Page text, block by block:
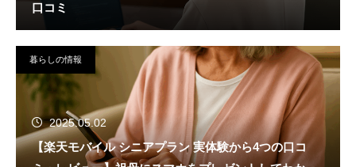
口コミ
暮らしの情報
2025.05.02
【楽天モバイル シニアプラン 実体験から4つの口コ